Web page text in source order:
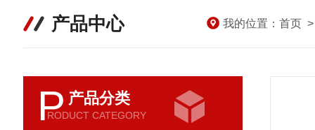
产品中心 我的位置： 首页
P 产品分类
RODUCT CATEGORY